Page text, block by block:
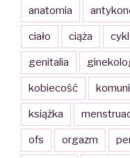
anatomia
ciało ciąża cykl
genitalia
kobiecość
książka
ofs orgazm